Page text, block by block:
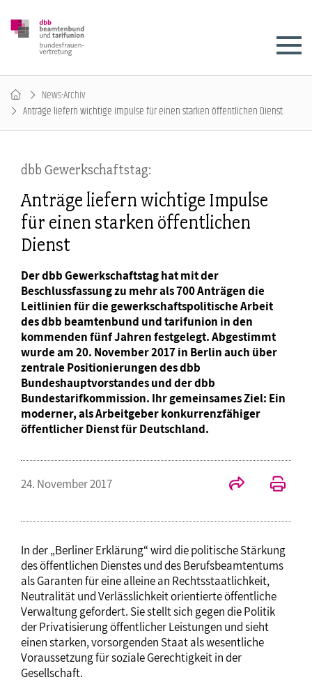
News-Archiv
Anträge liefern wichtige Impulse für einen starken öffentlichen Dienst
dbb Gewerkschaftstag:
Anträge liefern wichtige Impulse
für einen starken öffentlichen
Dienst
Der dbb Gewerkschaftstag hat mit der
Beschlussfassung zu mehr als 700 Anträgen die
Leitlinien für die gewerkschaftspolitische Arbeit
des dbb beamtenbund und tarifunion in den
kommenden fünf Jahren festgelegt. Abgestimmt
wurde am 20. November 2017 in Berlin auch über
zentrale Positionierungen des dbb
Bundeshauptvorstandes und der dbb
Bundestarifkommission. Ihr gemeinsames Ziel: Ein
moderner, als Arbeitgeber konkurrenzfähiger
öffentlicher Dienst für Deutschland.
24. November 2017
In der „Berliner Erklärung“ wird die politische Stärkung
des öffentlichen Dienstes und des Berufsbeamtentums
als Garanten für eine alleine an Rechtsstaatlichkeit,
Neutralität und Verlässlichkeit orientierte öffentliche
Verwaltung gefordert. Sie stellt sich gegen die Politik
der Privatisierung öffentlicher Leistungen und sieht
einen starken, vorsorgenden Staat als wesentliche
Voraussetzung für soziale Gerechtigkeit in der
Gesellschaft.